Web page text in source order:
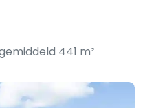
441 m²